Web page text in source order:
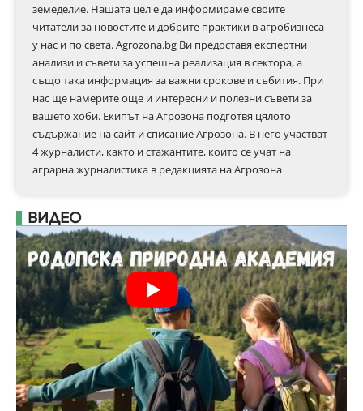
земеделие. Нашата цел е да информираме своите
читатели за новостите и добрите практики в агробизнеса
у нас и по света. Agrozona.bg Ви предоставя експертни
анализи и съвети за успешна реализация в сектора, а
също така информация за важни срокове и събития. При
нас ще намерите още и интересни и полезни съвети за
вашето хоби. Екипът на Агрозона подготвя цялото
съдържание на сайт и списание Агрозона. В него участват
4 журналисти, както и стажантите, които се учат на
аграрна журналистика в редакцията на Агрозона
ВИДЕО